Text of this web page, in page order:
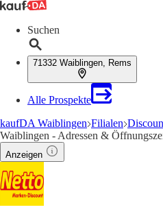
Suchen
71332 Waiblingen, Rems
Alle Prospekte
kaufDA Waiblingen Filialen
Waiblingen - Adressen &
Anzeigen